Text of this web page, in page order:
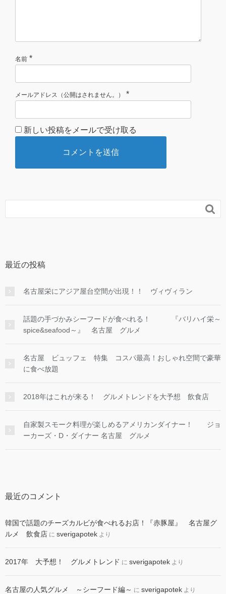
名前 *
メールアドレス（公開はされません。） *
新しい投稿をメールで受け取る

最近の投稿
名古屋栄にアジア屋台空間が出現！！ ヴィヴィラン
話題の手づかみシーフードが食べれる！ 『バリハイ栄～
spice&seafood～』 名古屋 グルメ
名古屋 ビュッフェ 特集 コスパ最高！おしゃれ空間で豪華
に食べ放題
2018年はこれが来る！ グルメトレンドを大予想 飲食店
自家製スモーク料理が楽しめるアメリカンダイナー！ ジョ
ーカーズ・D・ダイナー 名古屋 グルメ
最近のコメント
韓国で話題のチーズカルビが食べれるお店！『赤豚屋』 名古屋グ
ルメ 飲食店 に sverigapotek より
2017年 大予想！ グルメトレンド に sverigapotek より
名古屋の人気グルメ ～シーフード編～ に sverigapotek より